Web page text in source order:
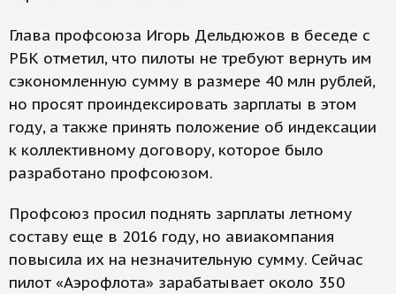
Глава профсоюза Игорь Дельдюжов в беседе с
РБК отметил, что пилоты не требуют вернуть им
сэкономленную сумму в размере 40 млн рублей,
но просят проиндексировать зарплаты в этом
году, а также принять положение об индексации
к коллективному договору, которое было
разработано профсоюзом.
Профсоюз просил поднять зарплаты летному
составу еще в 2016 году, но авиакомпания
повысила их на незначительную сумму. Сейчас
пилот «Аэрофлота» зарабатывает около 350